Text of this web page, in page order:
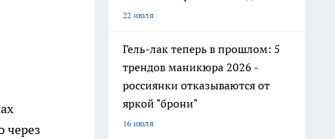
через
22 июля
Гель-лак теперь в прошлом: 5
трендов маникюра 2026 -
россиянки отказываются от
яркой "брони"
16 июля